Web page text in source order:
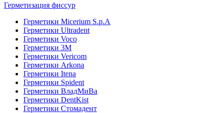
Герметизация фиссур
Герметики Micerium S.p.A
Герметики Ultradent
Герметики Voco
Герметики 3M
Герметики Vericom
Герметики Arkona
Герметики Itena
Герметики Spident
Герметики ВладМиВа
Герметики DentKist
Герметики Стомадент